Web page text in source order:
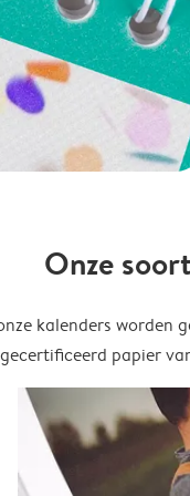
Onze
kalenders worden
gecertificeerd papier